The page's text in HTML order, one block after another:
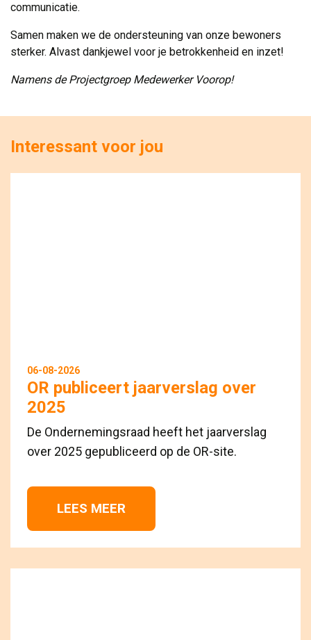
communicatie.
Samen maken we de ondersteuning van onze bewoners
sterker. Alvast dankjewel voor je betrokkenheid en inzet!
Namens de Projectgroep Medewerker Voorop!
Interessant voor jou
06-08-2026
OR publiceert jaarverslag over
2025
De Ondernemingsraad heeft het jaarverslag
over 2025 gepubliceerd op de OR-site.
LEES MEER